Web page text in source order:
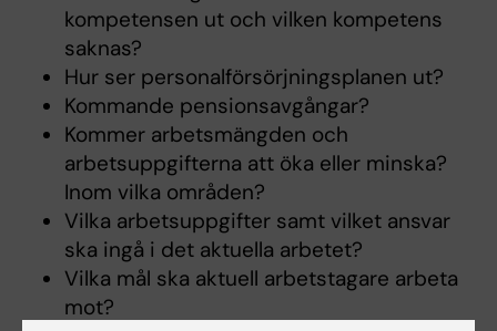
kompetensen ut och vilken kompetens
saknas?
Hur ser personalförsörjningsplanen ut?
Kommande pensionsavgångar?
Kommer arbetsmängden och
arbetsuppgifterna att öka eller minska?
Inom vilka områden?
Vilka arbetsuppgifter samt vilket ansvar
ska ingå i det aktuella arbetet?
Vilka mål ska aktuell arbetstagare arbeta
mot?